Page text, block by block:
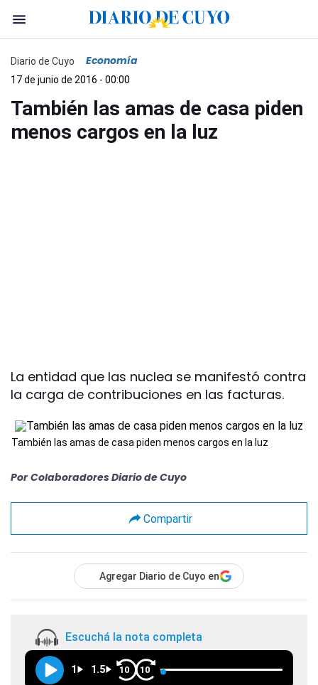
Diario de Cuyo Economía
17 de junio de 2016 - 00:00
También las amas de casa piden
menos cargos en la luz
La entidad que las nuclea se manifestó contra
la carga de contribuciones en las facturas.
También las amas de casa piden menos cargos en la luz
Por Colaboradores Diario de Cuyo
Compartir
Agregar Diario de Cuyo en
Escuchá la nota completa
1 1.5 10 10